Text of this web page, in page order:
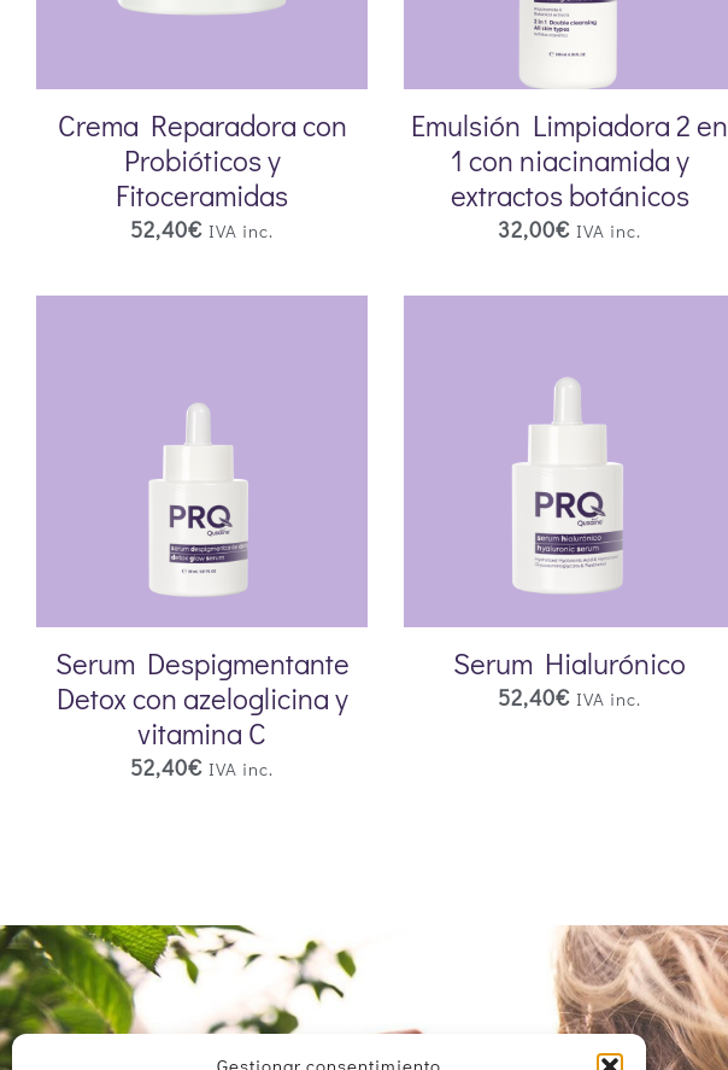
Gestionar consentimiento
Crema Reparadora con
Probióticos y
Fitoceramidas
52,40€ IVA inc.
Emulsión Limpiadora 2 en
1 con niacinamida y
extractos botánicos
32,00€ IVA inc.
Serum Despigmentante
Detox con azeloglicina y
vitamina C
52,40€ IVA inc.
Serum Hialurónico
52,40€ IVA inc.